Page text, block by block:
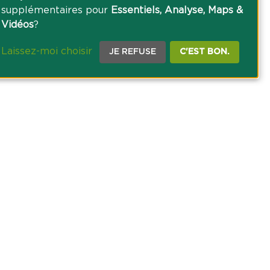
supplémentaires pour Essentiels, Analyse, Maps &
Vidéos?
Laissez-moi choisir JE REFUSE C'EST BON.